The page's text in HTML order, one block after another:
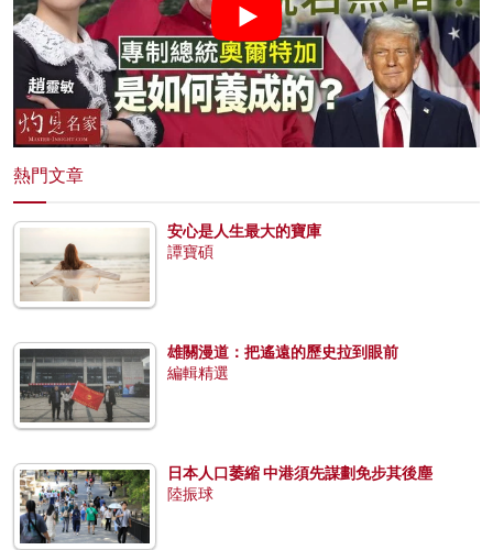
熱門文章
安心是人生最大的寶庫
譚寶碩
雄關漫道：把遙遠的歷史拉到眼前
編輯精選
日本人口萎縮 中港須先謀劃免步其後塵
陸振球